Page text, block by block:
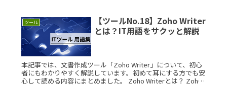
ツール
【ツールNo.18】Zoho Writer
とは？IT用語をサクッと解説
本記事では、文書作成ツール「Zoho Writer」について、初心
者にもわかりやすく解説しています。初めて耳にする方でも安
心して読める内容にまとめました。 Zoho Writerとは？ Zoho